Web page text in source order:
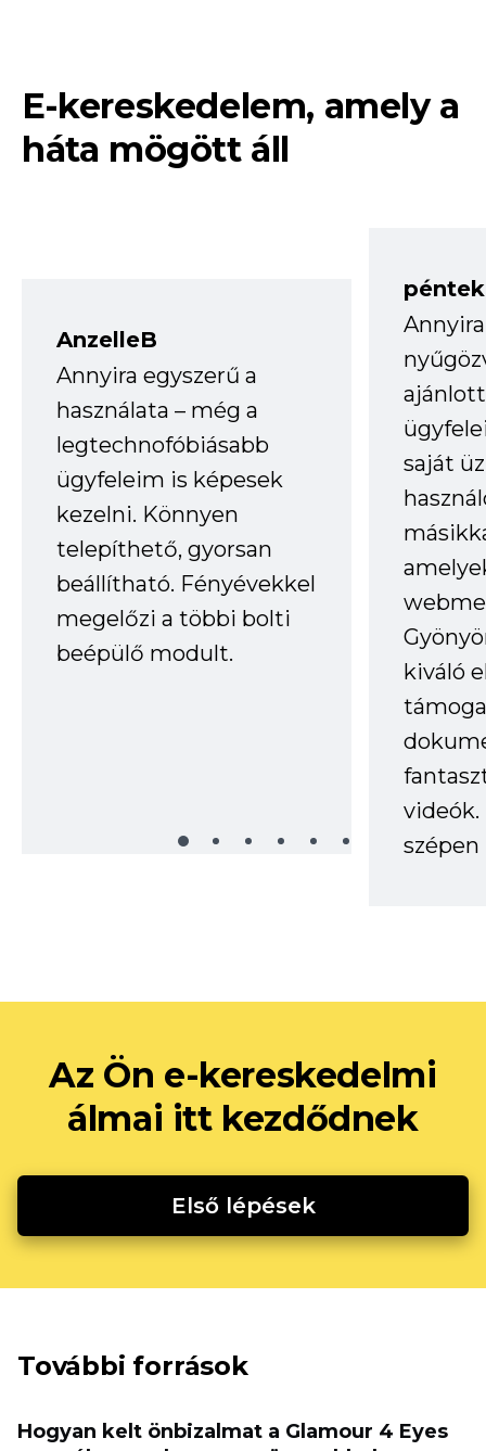
E-kereskedelem, amely a
háta mögött áll
AnzelleB
Annyira egyszerű a
használata – még a
legtechnofóbiásabb
ügyfeleim is képesek
kezelni. Könnyen
telepíthető, gyorsan
beállítható. Fényévekkel
megelőzi a többi bolti
beépülő modult.
saját
kiváló
videók.
Az Ön e-kereskedelmi
álmai itt kezdődnek
Első lépések
További források
Hogyan kelt önbizalmat a Glamour 4 Eyes